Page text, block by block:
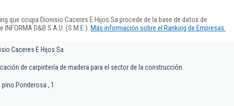
que ocupa Dionisio Caceres E Hijos Sa procede de la base de datos de
D&B S.A.U. (S.M.E.). Más información sobre el Ranking de Empresas.
Caceres E Hijos Sa
de carpintería de madera para el sector de la construcción.
pino Ponderosa , 1